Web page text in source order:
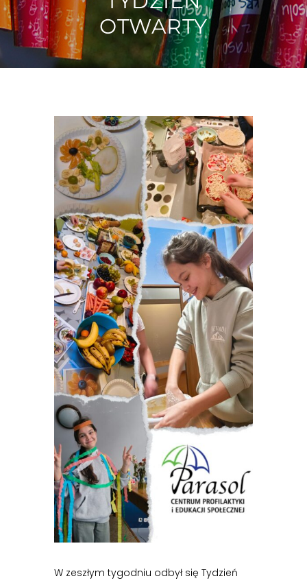
OTWARTY
W zeszłym tygodniu odbył się Tydzień